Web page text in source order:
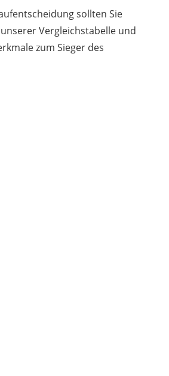
sollten Sie
Vergleichstabelle und
zum Sieger des